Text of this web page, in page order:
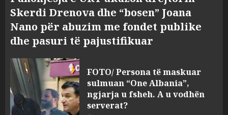
Skerdi Drenova dhe “bosen” Joana
Nano për abuzim me fondet publike
dhe pasuri të pajustifikuar
FOTO/ Persona të maskuar
sulmuan “One Albania”,
ngjarja u fsheh. A u vodhën
serverat?